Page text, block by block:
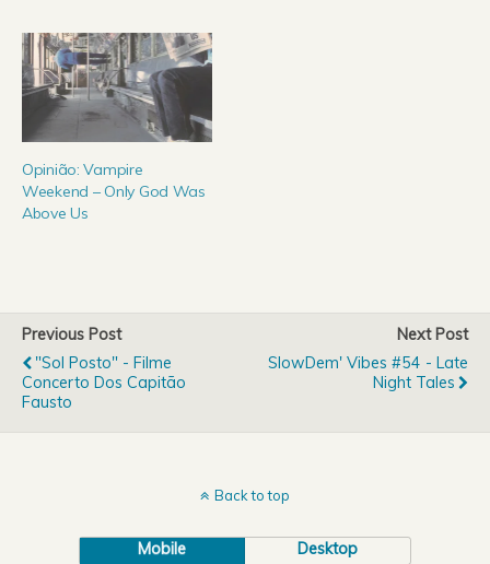
Opinião: Vampire
Weekend – Only God Was
Above Us
Previous Post
"Sol Posto" - Filme
Concerto Dos Capitão
Fausto
Next Post
SlowDem' Vibes #54 - Late
Night Tales
Back to top
Mobile Desktop